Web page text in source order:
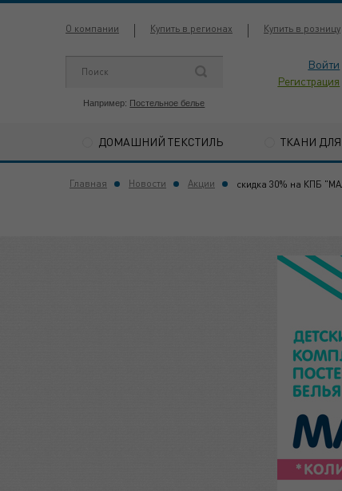
О компании Купить в регионах Купить в розницу
Например: Постельное белье
Войти
Регистрация
ДОМАШНИЙ ТЕКСТИЛЬ ТКАНИ
Главная Новости Акции скидка 30% на КПБ